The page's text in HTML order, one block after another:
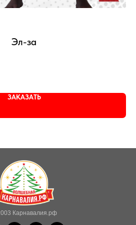
Эл-за
ЗАКАЗАТЬ
Карнавалия.рф